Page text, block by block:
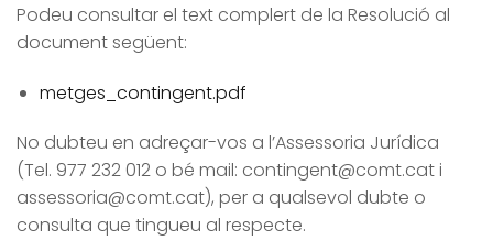
Podeu consultar el text complert de la Resolució al
document següent:
metges_contingent.pdf
No dubteu en adreçar-vos a l’Assessoria Jurídica
(Tel. 977 232 012 o bé mail: contingent@comt.cat i
assessoria@comt.cat), per a qualsevol dubte o
consulta que tingueu al respecte.